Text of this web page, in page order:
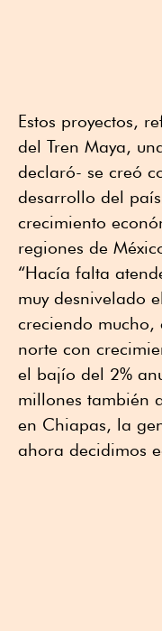
Estos proyectos,
del Tren Maya,
declaró- se creó
desarrollo del
crecimiento
regiones de
“Hacía falta
muy desnivelado
creciendo mucho,
norte con
el bajío del 2%
millones también
en Chiapas, la
ahora decidimos